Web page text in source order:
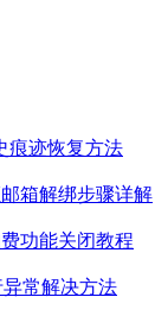
痕迹恢复方法
箱解绑步骤详解
功能关闭教程
异常解决方法